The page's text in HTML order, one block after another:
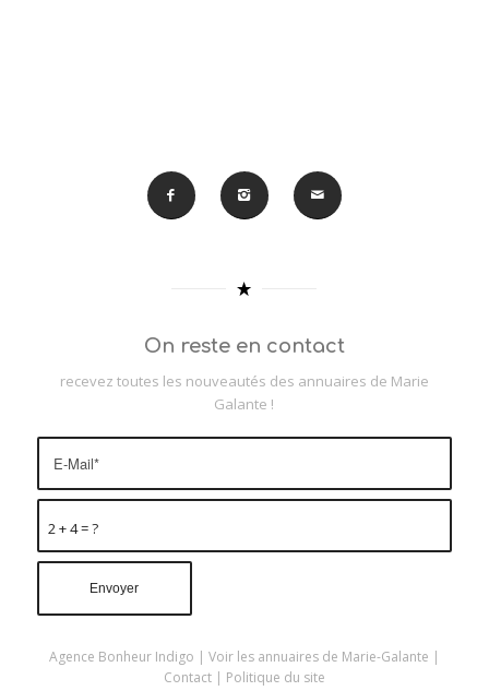
On reste en contact
recevez toutes les nouveautés des annuaires de Marie
Galante !
2 + 4 = ?
Agence Bonheur Indigo | Voir les annuaires de Marie-Galante |
Contact| Politique du site